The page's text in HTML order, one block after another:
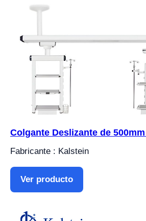
Colgante Deslizante de 500mm
Fabricante : Kalstein
Ver producto